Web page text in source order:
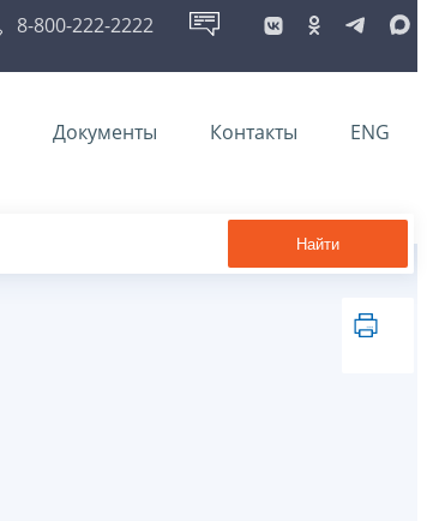
8-800-222-2222
Документы Контакты ENG
Найти